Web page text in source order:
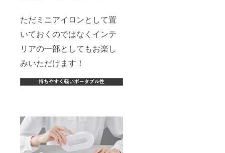
ただミニアイロンとして置
いておくのではなくインテ
リアの一部としてもお楽し
みいただけます！